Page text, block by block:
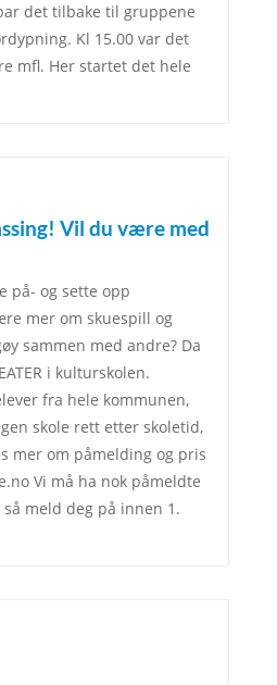
det tilbake til gruppene
Kl 15.00 var det
mfl. Her startet det hele
Vil du være med
på- og sette opp
mer om skuespill og
sammen med andre? Da
i kulturskolen.
fra hele kommunen,
skole rett etter skoletid,
mer om påmelding og pris
Vi må ha nok påmeldte
meld deg på innen 1.